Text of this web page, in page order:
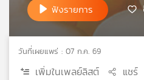
แผนที่
วิทยุ
เครือ
ฟังรายการ
วันที่เผยแพร่ : 07 ก.ค. 69
เพิ่มในเพลย์ลิสต์ แชร์